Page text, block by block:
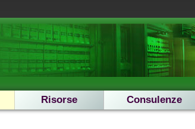
Risorse Consulenze